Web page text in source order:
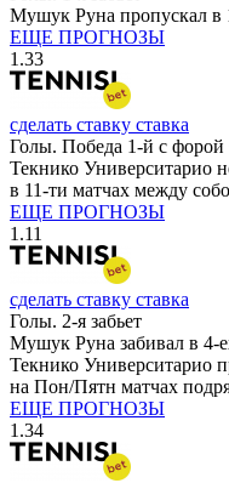
Мушук Руна пропускал в
ЕЩЕ ПРОГНОЗЫ
1.33
сделать ставку ставка
Голы. Победа 1-й с форой
Текнико Университарио
в 11-ти матчах между
ЕЩЕ ПРОГНОЗЫ
1.11
сделать ставку ставка
Голы. 2-я забьет
Мушук Руна забивал в 4-
Текнико Университарио
на Пон/Пятн матчах
ЕЩЕ ПРОГНОЗЫ
1.34